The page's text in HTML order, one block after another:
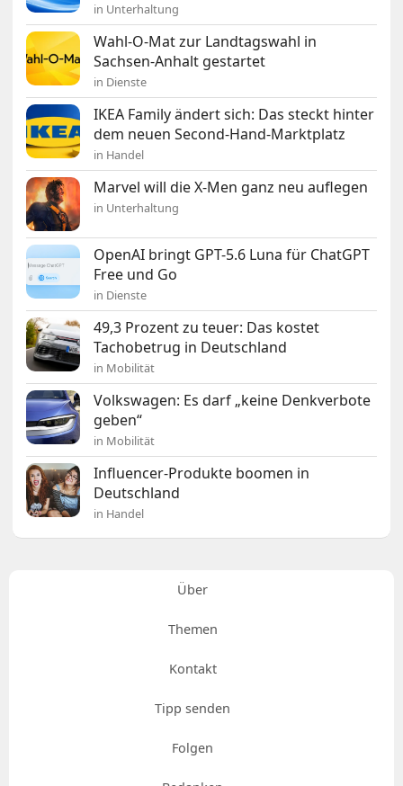
in Unterhaltung
Wahl-O-Mat zur Landtagswahl in
Sachsen-Anhalt gestartet
in Dienste
IKEA Family ändert sich: Das steckt hinter
dem neuen Second-Hand-Marktplatz
in Handel
Marvel will die X-Men ganz neu auflegen
in Unterhaltung
OpenAI bringt GPT-5.6 Luna für ChatGPT
Free und Go
in Dienste
49,3 Prozent zu teuer: Das kostet
Tachobetrug in Deutschland
in Mobilität
Volkswagen: Es darf „keine Denkverbote
geben“
in Mobilität
Influencer-Produkte boomen in
Deutschland
in Handel
Über
Themen
Kontakt
Tipp senden
Folgen